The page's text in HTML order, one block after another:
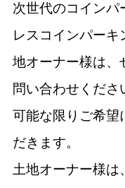
次世代のコインパ
レスコインパー
地オーナー様は、
問い合わせくださ
可能な限りご希望
だきます。
土地オーナー様